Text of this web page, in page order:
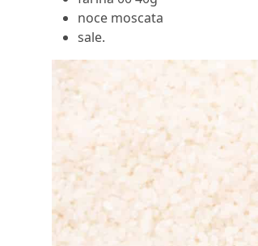
noce moscata
sale.